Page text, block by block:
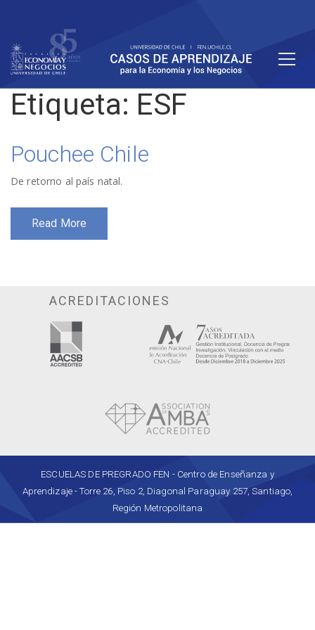
Etiqueta: ESF
Pouchee Chile
De retorno al país natal.
Read More
ACREDITACIONES
ESCUELAS DE PREGRADO FEN - Centro de Enseñanza y
Aprendizaje - Torre 26, Piso 2, Diagonal Paraguay 257, Santiago,
Región Metropolitana